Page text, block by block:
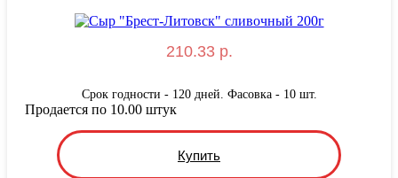
210.33 р.
Срок годности - 120 дней. Фасовка - 10 шт.
Купить
Продается по 10.00 штук